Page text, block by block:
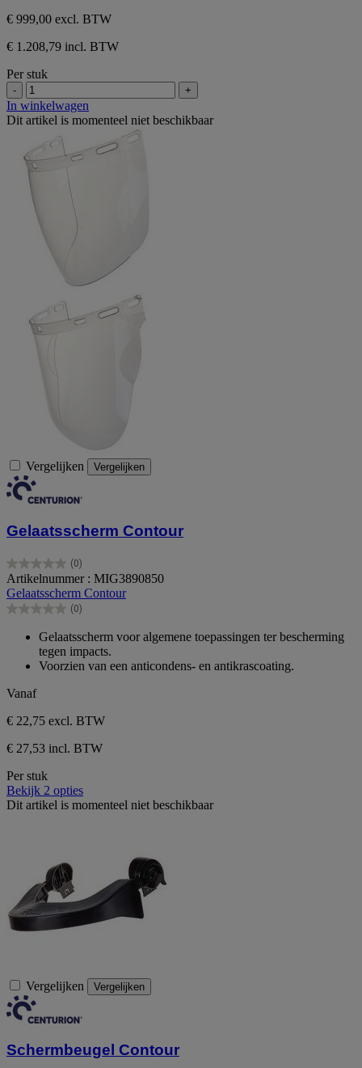
€ 999,00 excl. BTW
€ 1.208,79 incl. BTW
Per stuk
- +
In winkelwagen
Dit artikel is momenteel niet beschikbaar
Vergelijken Vergelijken
Gelaatsscherm Contour
(0)
0.0
van
de
5
Artikelnummer : MIG3890850
Gelaatsscherm Contour
(0)
0.0
sterren.
Gelaatsscherm voor algemene toepassingen ter bescherming
tegen impacts.
Voorzien van een anticondens- en antikrascoating.
Vanaf
€ 22,75 excl. BTW
€ 27,53 incl. BTW
Per stuk
Bekijk 2 opties
Dit artikel is momenteel niet beschikbaar
Vergelijken Vergelijken
Schermbeugel Contour